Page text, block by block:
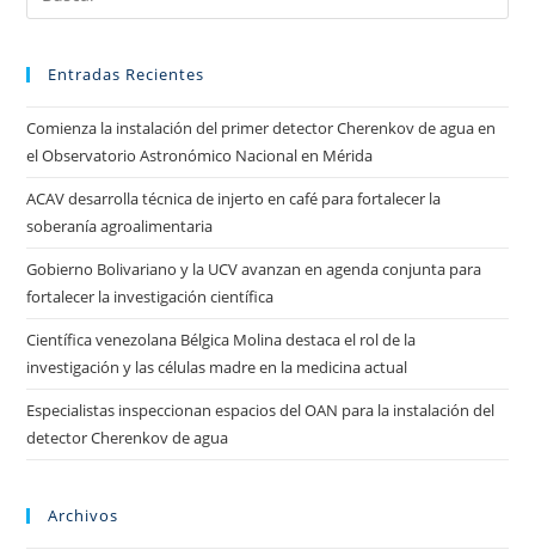
Entradas Recientes
Comienza la instalación del primer detector Cherenkov de agua en
el Observatorio Astronómico Nacional en Mérida
ACAV desarrolla técnica de injerto en café para fortalecer la
soberanía agroalimentaria
Gobierno Bolivariano y la UCV avanzan en agenda conjunta para
fortalecer la investigación científica
Científica venezolana Bélgica Molina destaca el rol de la
investigación y las células madre en la medicina actual
Especialistas inspeccionan espacios del OAN para la instalación del
detector Cherenkov de agua
Archivos